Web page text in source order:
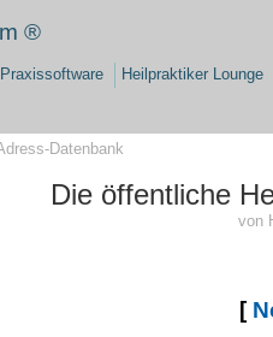
®
Praxissoftware Heilpraktiker Lounge
Datenbank
Die öffentliche
von
[